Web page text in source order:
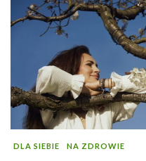
DLA SIEBIE NA ZDROWIE